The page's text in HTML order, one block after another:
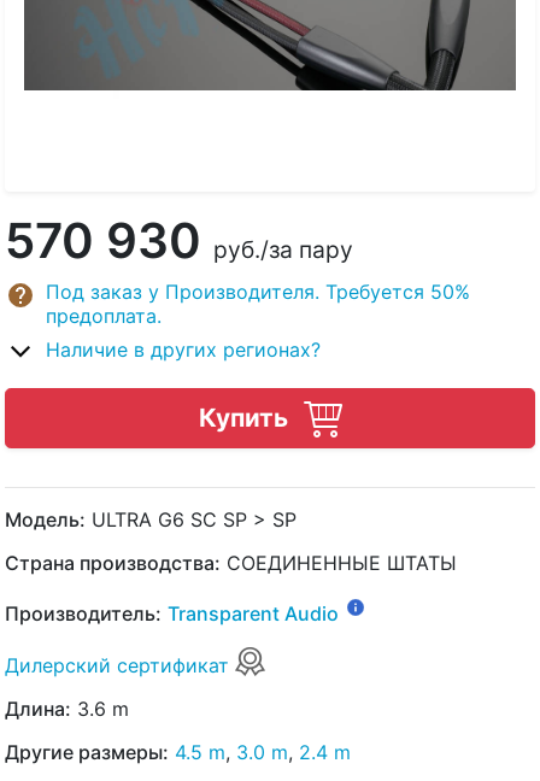
570 930 руб./за пару
Под заказ у Производителя. Требуется 50%
предоплата.
Наличие в других регионах?
Купить
Модель: ULTRA G6 SC SP > SP
Страна производства: СОЕДИНЕННЫЕ ШТАТЫ
Производитель: Transparent Audio
Дилерский сертификат
Длина: 3.6 m
Другие размеры: 4.5 m, 3.0 m, 2.4 m